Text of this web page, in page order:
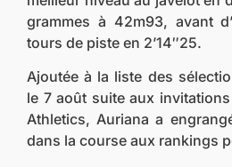
grammes à 42m93, avant
tours de piste en 2’14″25.
Ajoutée à la liste des
le 7 août suite aux
Athletics, Auriana a
dans la course aux rankings